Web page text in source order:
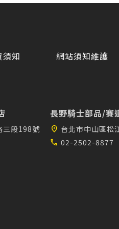
須知 網站須知維護
三段198號
長野騎士部品/賽
location_on 台北市中山區松
call 02-2502-8877